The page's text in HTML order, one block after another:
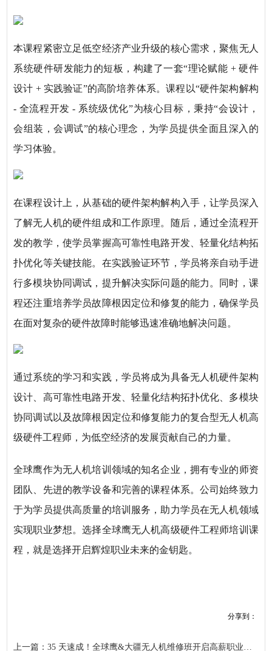
本课程紧密立足低空经济产业升级的核心需求，聚焦无人
系统硬件研发能力的短板，构建了一套“理论赋能 + 硬件
设计 + 实践验证”的高阶培养体系。课程以“硬件架构解构
- 全流程开发 - 系统级优化”为核心目标，秉持“会设计，
会组装，会调试”的核心理念，为学员提供全面且深入的
学习体验。
在课程设计上，从基础的硬件架构解构入手，让学员深入
了解无人机的硬件组成和工作原理。随后，通过全流程开
发的教学，使学员掌握高可靠性电路开发、轻量化结构拓
扑优化等关键技能。在实践验证环节，学员将亲自动手进
行多模块协同调试，提升解决实际问题的能力。同时，课
程还注重培养学员故障根因定位和修复的能力，确保学员
在面对复杂的硬件故障时能够迅速准确地解决问题。
通过系统的学习和实践，学员将成为具备无人机硬件架构
设计、高可靠性电路开发、轻量化结构拓扑优化、多模块
协同调试以及故障根因定位和修复能力的复合型无人机高
级硬件工程师，为低空经济的发展贡献自己的力量。
全球鹰作为无人机培训领域的知名企业，拥有专业的师资
团队、先进的教学设备和完善的课程体系。公司始终致力
于为学员提供高质量的培训服务，助力学员在无人机领域
实现职业梦想。选择全球鹰无人机高级硬件工程师培训课
程，就是选择开启辉煌职业未来的金钥匙。
分享到：